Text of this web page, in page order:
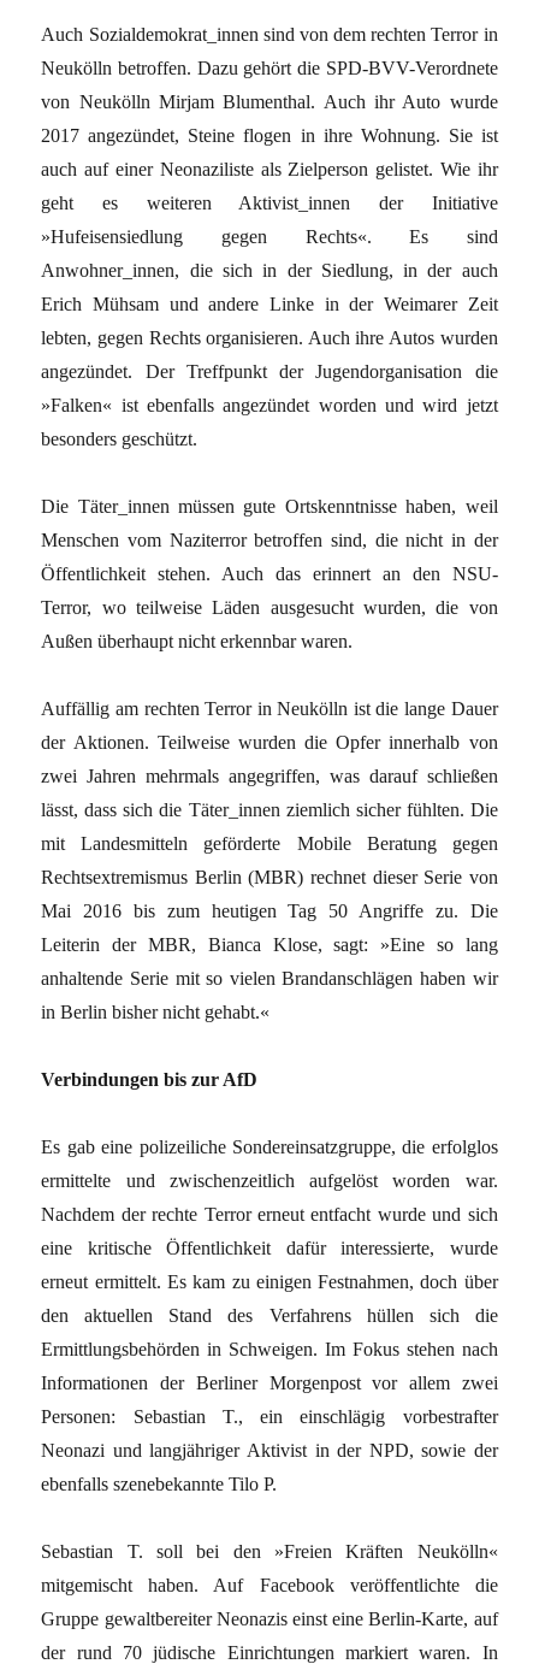
Auch Sozialdemokrat_innen sind von dem rechten Terror in
Neukölln betroffen. Dazu gehört die SPD-BVV-Verordnete
von Neukölln Mirjam Blumenthal. Auch ihr Auto wurde
2017 angezündet, Steine flogen in ihre Wohnung. Sie ist
auch auf einer Neonaziliste als Zielperson gelistet. Wie ihr
geht es weiteren Aktivist_innen der Initiative
»Hufeisensiedlung gegen Rechts«. Es sind
Anwohner_innen, die sich in der Siedlung, in der auch
Erich Mühsam und andere Linke in der Weimarer Zeit
lebten, gegen Rechts organisieren. Auch ihre Autos wurden
angezündet. Der Treffpunkt der Jugendorganisation die
»Falken« ist ebenfalls angezündet worden und wird jetzt
besonders geschützt.
Die Täter_innen müssen gute Ortskenntnisse haben, weil
Menschen vom Naziterror betroffen sind, die nicht in der
Öffentlichkeit stehen. Auch das erinnert an den NSU-
Terror, wo teilweise Läden ausgesucht wurden, die von
Außen überhaupt nicht erkennbar waren.
Auffällig am rechten Terror in Neukölln ist die lange Dauer
der Aktionen. Teilweise wurden die Opfer innerhalb von
zwei Jahren mehrmals angegriffen, was darauf schließen
lässt, dass sich die Täter_innen ziemlich sicher fühlten. Die
mit Landesmitteln geförderte Mobile Beratung gegen
Rechtsextremismus Berlin (MBR) rechnet dieser Serie von
Mai 2016 bis zum heutigen Tag 50 Angriffe zu. Die
Leiterin der MBR, Bianca Klose, sagt: »Eine so lang
anhaltende Serie mit so vielen Brandanschlägen haben wir
in Berlin bisher nicht gehabt.«
Verbindungen bis zur AfD
Es gab eine polizeiliche Sondereinsatzgruppe, die erfolglos
ermittelte und zwischenzeitlich aufgelöst worden war.
Nachdem der rechte Terror erneut entfacht wurde und sich
eine kritische Öffentlichkeit dafür interessierte, wurde
erneut ermittelt. Es kam zu einigen Festnahmen, doch über
den aktuellen Stand des Verfahrens hüllen sich die
Ermittlungsbehörden in Schweigen. Im Fokus stehen nach
Informationen der Berliner Morgenpost vor allem zwei
Personen: Sebastian T., ein einschlägig vorbestrafter
Neonazi und langjähriger Aktivist in der NPD, sowie der
ebenfalls szenebekannte Tilo P.
Sebastian T. soll bei den »Freien Kräften Neukölln«
mitgemischt haben. Auf Facebook veröffentlichte die
Gruppe gewaltbereiter Neonazis einst eine Berlin-Karte, auf
der rund 70 jüdische Einrichtungen markiert waren. In